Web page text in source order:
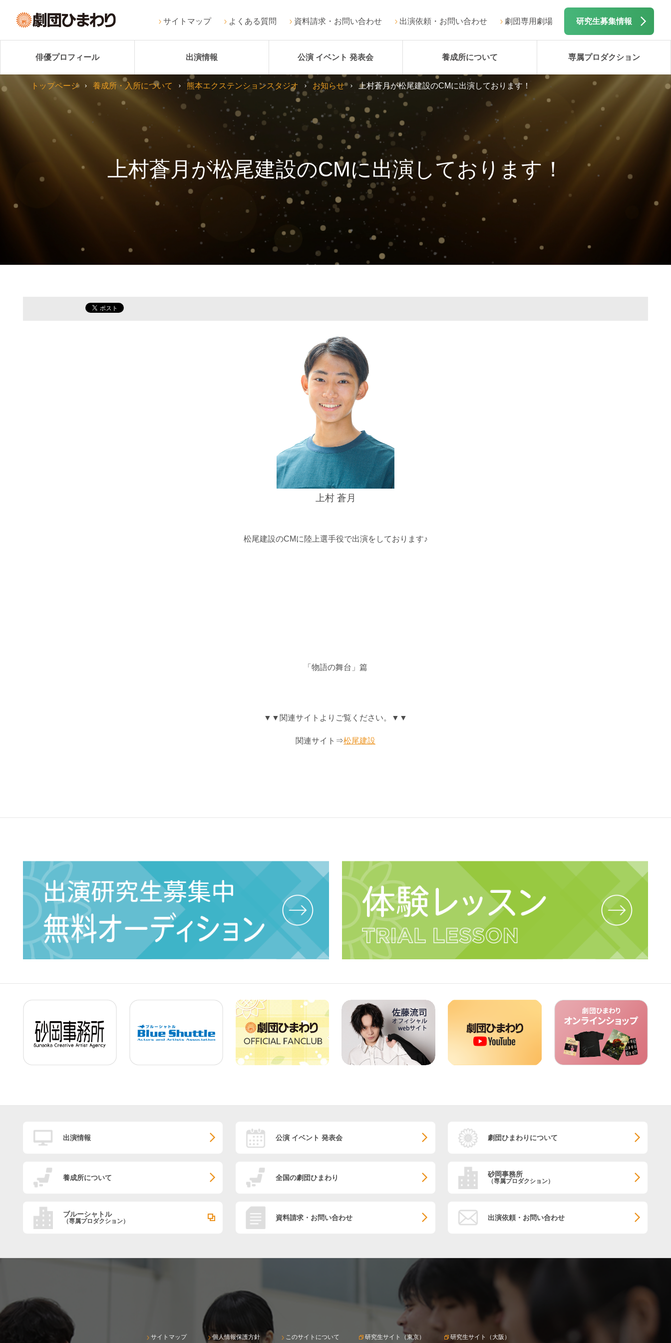
サイトマップ よくある質問 資料請求・お問い合わせ 出演依頼・お問い合わせ 劇団専用劇場 研究生募集情報
俳優プロフィール 出演情報 公演 イベント 発表会 養成所について 専属プロダクション
上村蒼月が松尾建設のCMに出演しております！
トップページ 養成所・入所について 熊本エクステンションスタジオ お知らせ 上村蒼月が松尾建設のCMに出演しております！
上村 蒼月
松尾建設のCMに陸上選手役で出演をしております♪
「物語の舞台」篇
▼▼関連サイトよりご覧ください。▼▼
関連サイト⇒松尾建設
出演情報 公演 イベント 発表会 劇団ひまわりについて
養成所について 全国の劇団ひまわり 砂岡事務所
（専属プロダクション）
ブルーシャトル
（専属プロダクション） 資料請求・お問い合わせ 出演依頼・お問い合わせ
サイトマップ 個人情報保護方針 このサイトについて 研究生サイト（東京） 研究生サイト（大阪）